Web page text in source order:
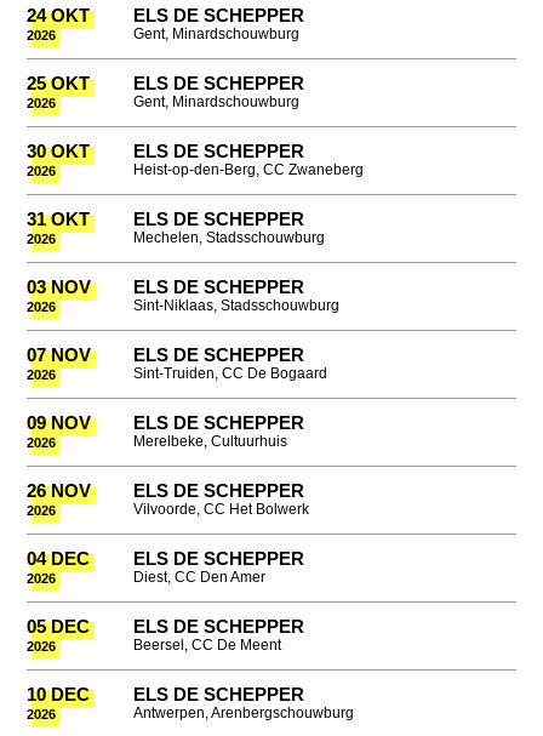
24 OKT
2026
ELS DE SCHEPPER
Gent, Minardschouwburg
25 OKT
2026
ELS DE SCHEPPER
Gent, Minardschouwburg
30 OKT
2026
ELS DE SCHEPPER
Heist-op-den-Berg, CC Zwaneberg
31 OKT
2026
ELS DE SCHEPPER
Mechelen, Stadsschouwburg
03 NOV
2026
ELS DE SCHEPPER
Sint-Niklaas, Stadsschouwburg
07 NOV
2026
ELS DE SCHEPPER
Sint-Truiden, CC De Bogaard
09 NOV
2026
ELS DE SCHEPPER
Merelbeke, Cultuurhuis
26 NOV
2026
ELS DE SCHEPPER
Vilvoorde, CC Het Bolwerk
04 DEC
2026
ELS DE SCHEPPER
Diest, CC Den Amer
05 DEC
2026
ELS DE SCHEPPER
Beersel, CC De Meent
10 DEC
2026
ELS DE SCHEPPER
Antwerpen, Arenbergschouwburg